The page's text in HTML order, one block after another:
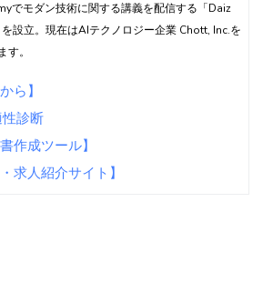
でモダン技術に関する講義を配信する「Daiz
設立。現在はAIテクノロジー企業 Chott, Inc.を
す。
ら】
性診断
作成ツール】
求人紹介サイト】